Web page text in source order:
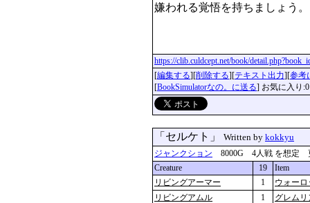
嫌われる覚悟を持ちましょう。
https://clib.culdcept.net/book/
[編集する][削除する][テキスト出力][参考
[BookSimulatorなの。に送る] お気に入り:0
「セルケト」 Written by kokkyu
ジャンクション 8000G 4人戦 を想定 更
Creature
19
Item
リビングアーマー
1
ウォー
リビングアムル
1
グレム